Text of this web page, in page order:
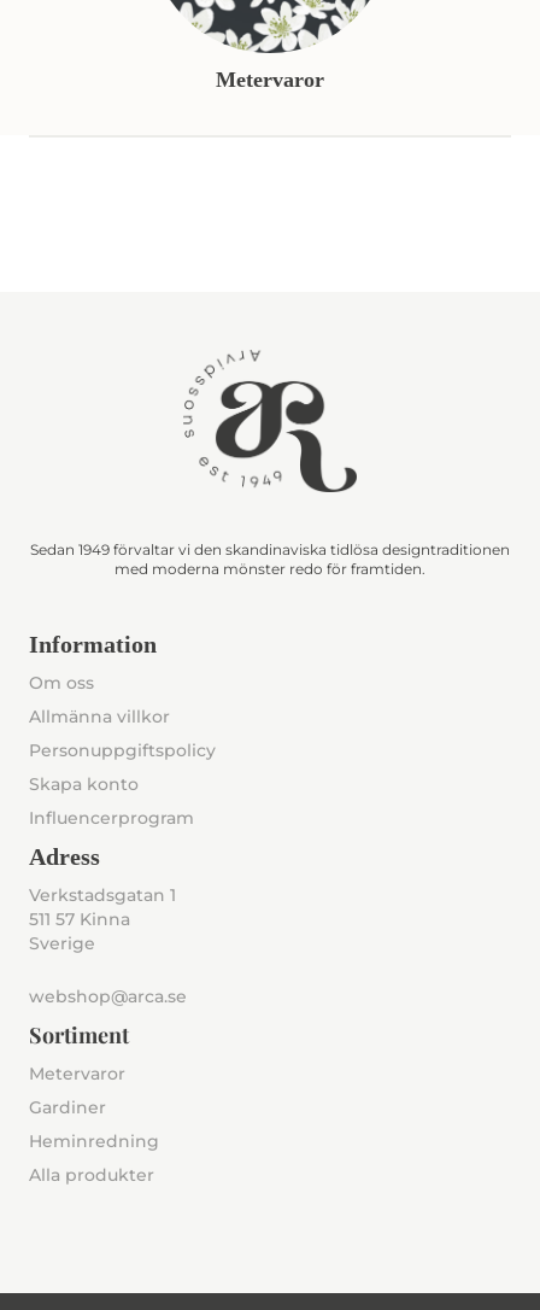
Metervaror
Sedan 1949 förvaltar vi den skandinaviska tidlösa designtraditionen
med moderna mönster redo för framtiden.
Information
Om oss
Allmänna villkor
Personuppgiftspolicy
Skapa konto
Influencerprogram
Adress
Verkstadsgatan 1
511 57 Kinna
Sverige
webshop@arca.se
Sortiment
Metervaror
Gardiner
Heminredning
Alla produkter